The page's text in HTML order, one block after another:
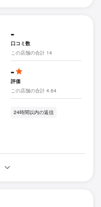
-
口コミ数
この店舗の合計 14
-
評価
この店舗の合計 4.64
24時間以内の返信